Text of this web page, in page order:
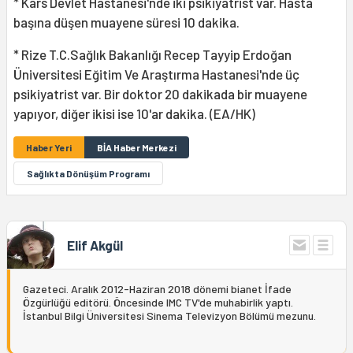
başına düşen muayene süresi 10 dakika.
* Rize T.C.Sağlık Bakanlığı Recep Tayyip Erdoğan
Üniversitesi Eğitim Ve Araştırma Hastanesi'nde üç
psikiyatrist var. Bir doktor 20 dakikada bir muayene
yapıyor, diğer ikisi ise 10'ar dakika. (EA/HK)
Haber Yeri BİA Haber Merkezi
Sağlıkta Dönüşüm Programı
Elif Akgül
Gazeteci. Aralık 2012-Haziran 2018 dönemi bianet İfade
Özgürlüğü editörü. Öncesinde IMC TV'de muhabirlik yaptı.
İstanbul Bilgi Üniversitesi Sinema Televizyon Bölümü mezunu.